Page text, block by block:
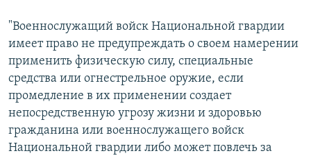
"Военнослужащий войск Национальной гвардии
имеет право не предупреждать о своем намерении
применить физическую силу, специальные
средства или огнестрельное оружие, если
промедление в их применении создает
непосредственную угрозу жизни и здоровью
гражданина или военнослужащего войск
Национальной гвардии либо может повлечь за